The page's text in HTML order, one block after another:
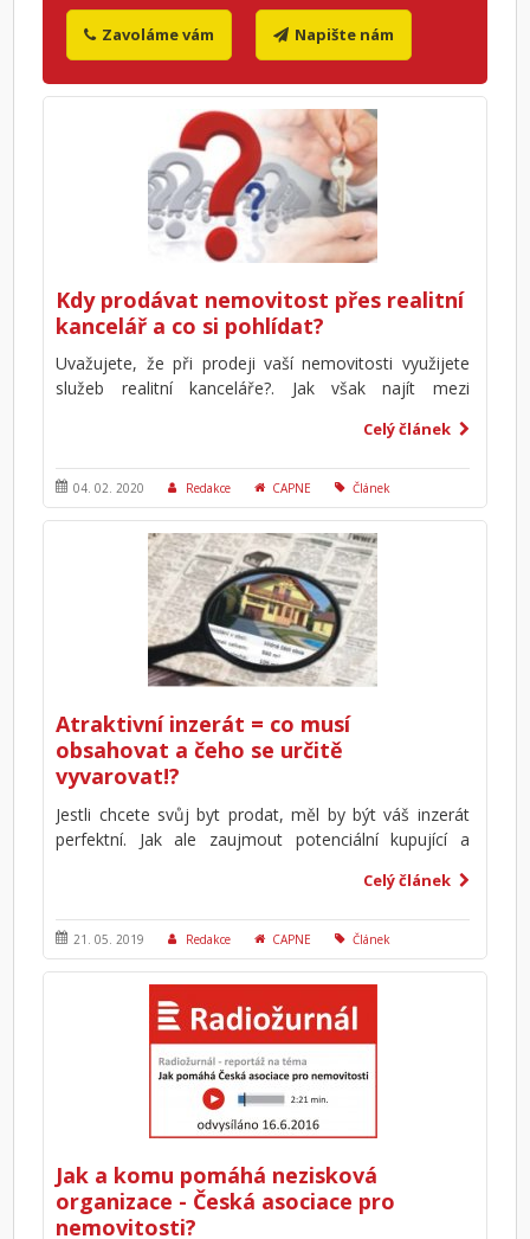
Zavoláme vám Napište nám
Kdy prodávat nemovitost přes realitní
kancelář a co si pohlídat?
Uvažujete, že při prodeji vaší nemovitosti využijete
služeb realitní kanceláře?. Jak však najít mezi
článku se dozvíte kritéria, podle kterých byste měli
realitní kancelář vybírat nebo jak a podle čeho
vyhodnotit její prvotní úsilí. Mimo jiné se zjistíte, co by
měla obsahovat zprostředkovatelská smlouva a co
vše by mělo být v servisních službách realitní
Celý článek
04. 02. 2020 Redakce CAPNE Článek
Atraktivní inzerát = co musí
obsahovat a čeho se určitě
vyvarovat!?
Jestli chcete svůj byt prodat, měl by být váš inzerát
perfektní. Jak ale zaujmout potenciální kupující a
Inzerát musí být maximálně efektivní a držet se
jasných cílů a pravidel. Poskytujte zájemcům jen
potřebné informace – zvýšíte tak vaše šance prodat
váš byt na maximum. Ale jak na to?
Celý článek
21. 05. 2019 Redakce CAPNE Článek
Jak a komu pomáhá nezisková
organizace - Česká asociace pro
nemovitosti?